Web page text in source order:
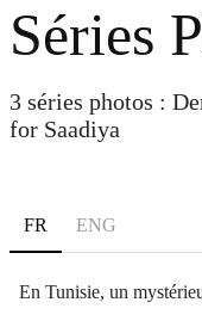
Séries
3 séries photos :
for Saadiya
FR ENG
En Tunisie, un